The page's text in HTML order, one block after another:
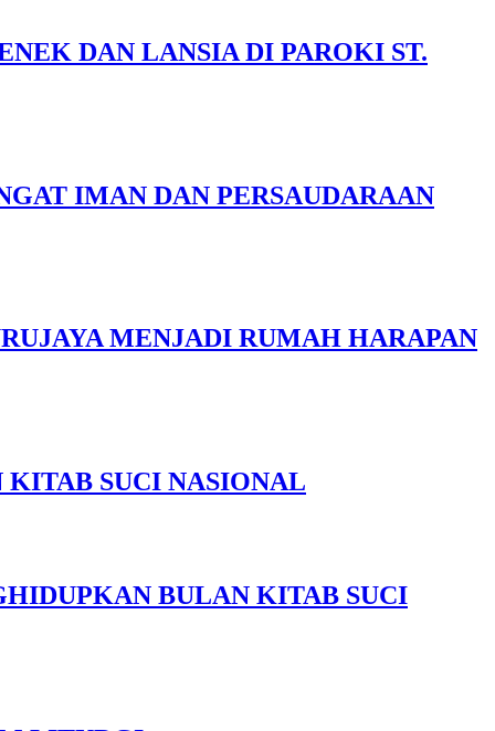
DAN LANSIA DI PAROKI ST.
IMAN DAN PERSAUDARAAN
MENJADI RUMAH HARAPAN
SUCI NASIONAL
BULAN KITAB SUCI